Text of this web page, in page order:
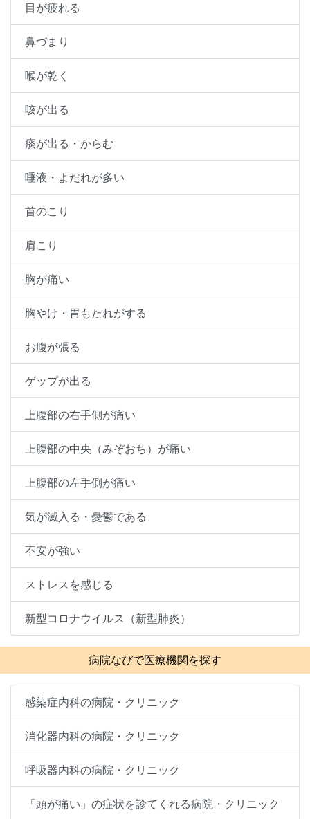
目が疲れる
鼻づまり
喉が乾く
咳が出る
痰が出る・からむ
唾液・よだれが多い
首のこり
肩こり
胸が痛い
胸やけ・胃もたれがする
お腹が張る
ゲップが出る
上腹部の右手側が痛い
上腹部の中央（みぞおち）が痛い
上腹部の左手側が痛い
気が滅入る・憂鬱である
不安が強い
ストレスを感じる
新型コロナウイルス（新型肺炎）
病院なびで医療機関を探す
感染症内科の病院・クリニック
消化器内科の病院・クリニック
呼吸器内科の病院・クリニック
「頭が痛い」の症状を診てくれる病院・クリニック